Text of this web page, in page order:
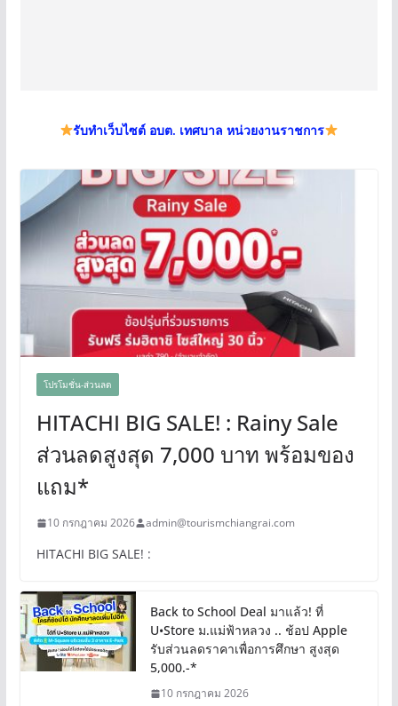
รับทำเว็บไซต์ อบต. เทศบาล หน่วยงานราชการ
โปรโมชั่น-ส่วนลด
HITACHI BIG SALE! : Rainy Sale
ส่วนลดสูงสุด 7,000 บาท พร้อมของ
แถม*
10 กรกฎาคม 2026 admin@tourismchiangrai.com
HITACHI BIG SALE! :
Back to School Deal มาแล้ว! ที่
U•Store ม.แม่ฟ้าหลวง .. ช้อป Apple
รับส่วนลดราคาเพื่อการศึกษา สูงสุด
5,000.-*
10 กรกฎาคม 2026